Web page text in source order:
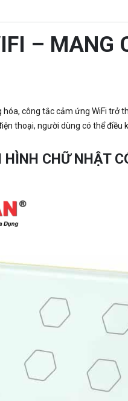
– MANG
công tắc cảm ứng WiFi
thoại, người dùng có thể
HÌNH CHỮ NHẬT